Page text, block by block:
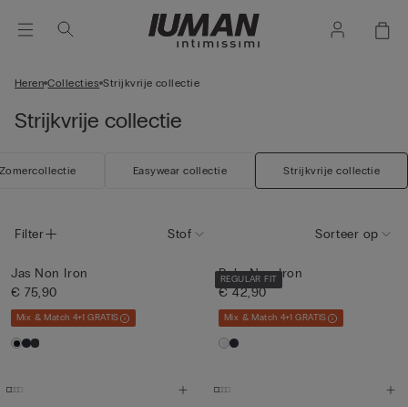
Heren Collecties Strijkvrije collectie
Strijkvrije collectie
Zomercollectie Easywear collectie Strijkvrije collectie
Filter Stof Sorteer op
Jas Non Iron
€ 75,90
Mix & Match 4+1 GRATIS
REGULAR FIT
Polo Non Iron
€ 42,90
Mix & Match 4+1 GRATIS